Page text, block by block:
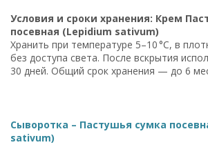
Условия и сроки хранения: Крем
посевная (Lepidium sativum)
Хранить при температуре 5–10 °C, в
без доступа света. После вскрытия
30 дней. Общий срок хранения — до 6
Сыворотка – Пастушья сумка
sativum)